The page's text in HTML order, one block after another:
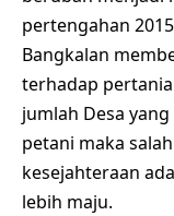
pertengahan
Bangkalan
terhadap
jumlah Desa
petani maka
kesejahteraan
lebih maju.